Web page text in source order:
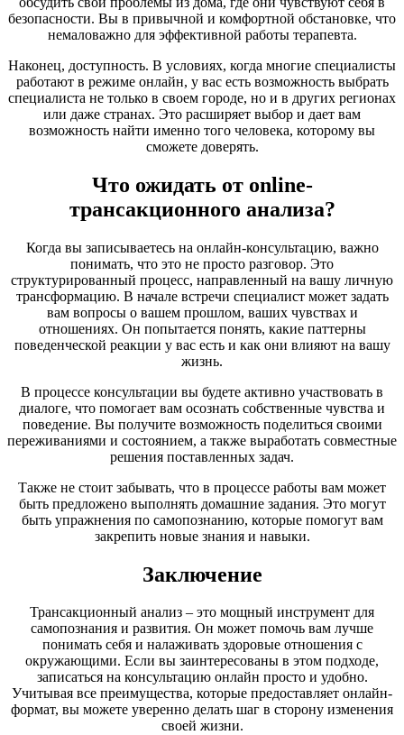
безопасности. Вы в привычной и комфортной обстановке, что
немаловажно для эффективной работы терапевта.
Наконец, доступность. В условиях, когда многие специалисты
работают в режиме онлайн, у вас есть возможность выбрать
специалиста не только в своем городе, но и в других регионах
или даже странах. Это расширяет выбор и дает вам
возможность найти именно того человека, которому вы
сможете доверять.
Что ожидать от online-
трансакционного анализа?
Когда вы записываетесь на онлайн-консультацию, важно
понимать, что это не просто разговор. Это
структурированный процесс, направленный на вашу личную
трансформацию. В начале встречи специалист может задать
вам вопросы о вашем прошлом, ваших чувствах и
отношениях. Он попытается понять, какие паттерны
поведенческой реакции у вас есть и как они влияют на вашу
жизнь.
В процессе консультации вы будете активно участвовать в
диалоге, что помогает вам осознать собственные чувства и
поведение. Вы получите возможность поделиться своими
переживаниями и состоянием, а также выработать совместные
решения поставленных задач.
Также не стоит забывать, что в процессе работы вам может
быть предложено выполнять домашние задания. Это могут
быть упражнения по самопознанию, которые помогут вам
закрепить новые знания и навыки.
Заключение
Трансакционный анализ – это мощный инструмент для
самопознания и развития. Он может помочь вам лучше
понимать себя и налаживать здоровые отношения с
окружающими. Если вы заинтересованы в этом подходе,
записаться на консультацию онлайн просто и удобно.
Учитывая все преимущества, которые предоставляет онлайн-
формат, вы можете уверенно делать шаг в сторону изменения
своей жизни.